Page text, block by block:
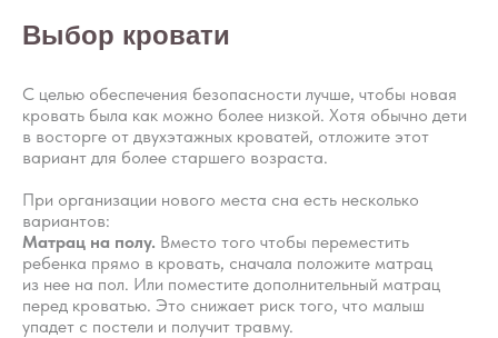
Выбор кровати
С целью обеспечения безопасности лучше, чтобы новая
кровать была как можно более низкой. Хотя обычно дети
в восторге от двухэтажных кроватей, отложите этот
вариант для более старшего возраста.
При организации нового места сна есть несколько
вариантов:
Матрац на полу. ​Вместо того чтобы переместить
ребенка прямо в кровать, сначала положите матрац
из нее на пол. Или поместите дополнительный матрац
перед кроватью. Это снижает риск того, что малыш
упадет с постели и получит травму.